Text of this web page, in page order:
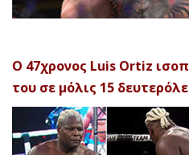
Ο 47χρονος Luis Ortiz
του σε μόλις 15